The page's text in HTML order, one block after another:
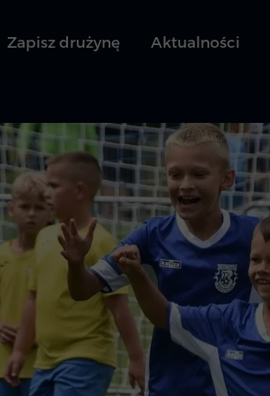
Zapisz drużynę Aktualności